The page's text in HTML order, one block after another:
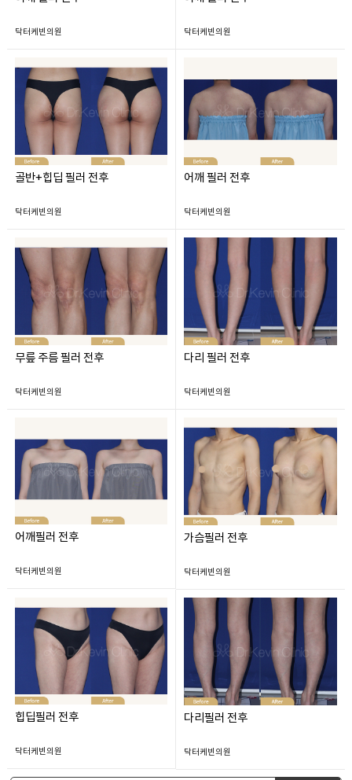
닥터케빈의원 닥터케빈의원
골반+힙딥 필러 전후
닥터케빈의원
어깨 필러 전후
닥터케빈의원
무릎 주름 필러 전후
닥터케빈의원
다리 필러 전후
닥터케빈의원
어깨필러 전후
닥터케빈의원
가슴필러 전후
닥터케빈의원
힙딥필러 전후
닥터케빈의원
다리필러 전후
닥터케빈의원